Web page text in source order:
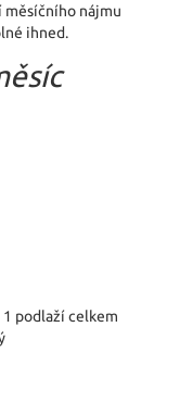
měsíčního nájmu
ihned.
1 podlaží celkem